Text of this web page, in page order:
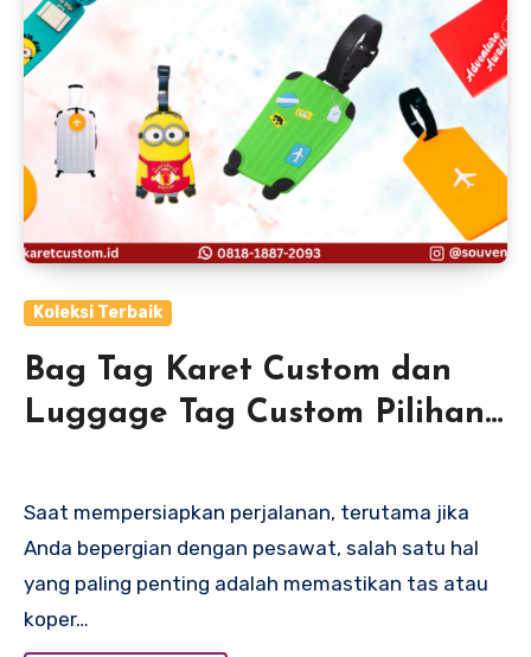
Koleksi Terbaik
Bag Tag Karet Custom dan
Luggage Tag Custom Pilihan
untuk Perjalanan Anda
Saat mempersiapkan perjalanan, terutama jika
Anda bepergian dengan pesawat, salah satu hal
yang paling penting adalah memastikan tas atau
koper…